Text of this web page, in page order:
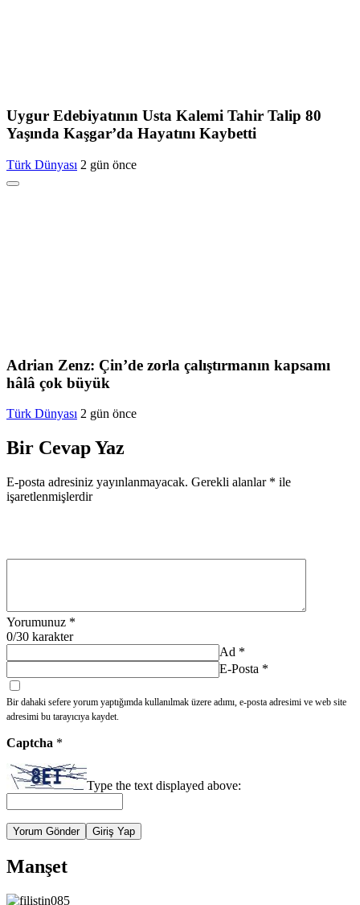
Uygur Edebiyatının Usta Kalemi Tahir Talip 80
Yaşında Kaşgar’da Hayatını Kaybetti
Türk Dünyası 2 gün önce
Adrian Zenz: Çin’de zorla çalıştırmanın kapsamı
hâlâ çok büyük
Türk Dünyası 2 gün önce
Bir Cevap Yaz
E-posta adresiniz yayınlanmayacak. Gerekli alanlar * ile
işaretlenmişlerdir
Yorumunuz *
0/30 karakter
Ad *
E-Posta *
Bir dahaki sefere yorum yaptığımda kullanılmak üzere adımı, e-posta adresimi ve web site
adresimi bu tarayıcıya kaydet.
Captcha *
Type the text displayed above:
Yorum Gönder Giriş Yap
Manşet